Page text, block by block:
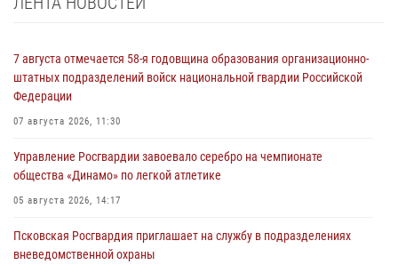
7 августа отмечается 58-я годовщина образования организационно-
штатных подразделений войск национальной гвардии Российской
Федерации
07 августа 2026, 11:30
Управление Росгвардии завоевало серебро на чемпионате
общества «Динамо» по легкой атлетике
05 августа 2026, 14:17
Псковская Росгвардия приглашает на службу в подразделениях
вневедомственной охраны